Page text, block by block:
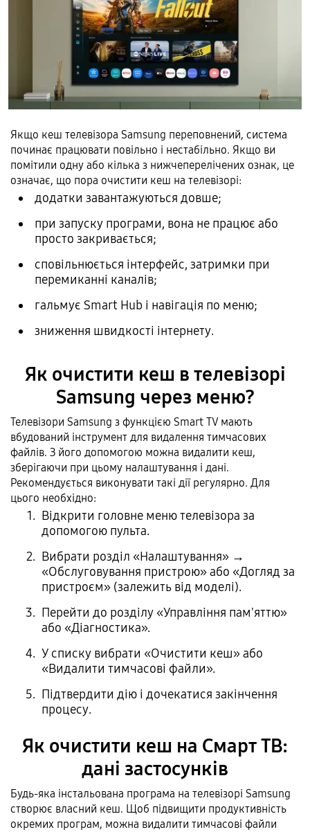
Якщо кеш телевізора Samsung переповнений, система
починає працювати повільно і нестабільно. Якщо ви
помітили одну або кілька з нижчеперелічених ознак, це
означає, що пора очистити кеш на телевізорі:
додатки завантажуються довше;
при запуску програми, вона не працює або
просто закривається;
сповільнюється інтерфейс, затримки при
перемиканні каналів;
гальмує Smart Hub і навігація по меню;
зниження швидкості інтернету.
Як очистити кеш в телевізорі
Samsung через меню?
Телевізори Samsung з функцією Smart TV мають
вбудований інструмент для видалення тимчасових
файлів. З його допомогою можна видалити кеш,
зберігаючи при цьому налаштування і дані.
Рекомендується виконувати такі дії регулярно. Для
цього необхідно:
Відкрити головне меню телевізора за
допомогою пульта.
Вибрати розділ «Налаштування» →
«Обслуговування пристрою» або «Догляд за
пристроєм» (залежить від моделі).
Перейти до розділу «Управління пам'яттю»
або «Діагностика».
У списку вибрати «Очистити кеш» або
«Видалити тимчасові файли».
Підтвердити дію і дочекатися закінчення
процесу.
Як очистити кеш на Смарт ТВ:
дані застосунків
Будь-яка інстальована програма на телевізорі Samsung
створює власний кеш. Щоб підвищити продуктивність
окремих програм, можна видалити тимчасові файли